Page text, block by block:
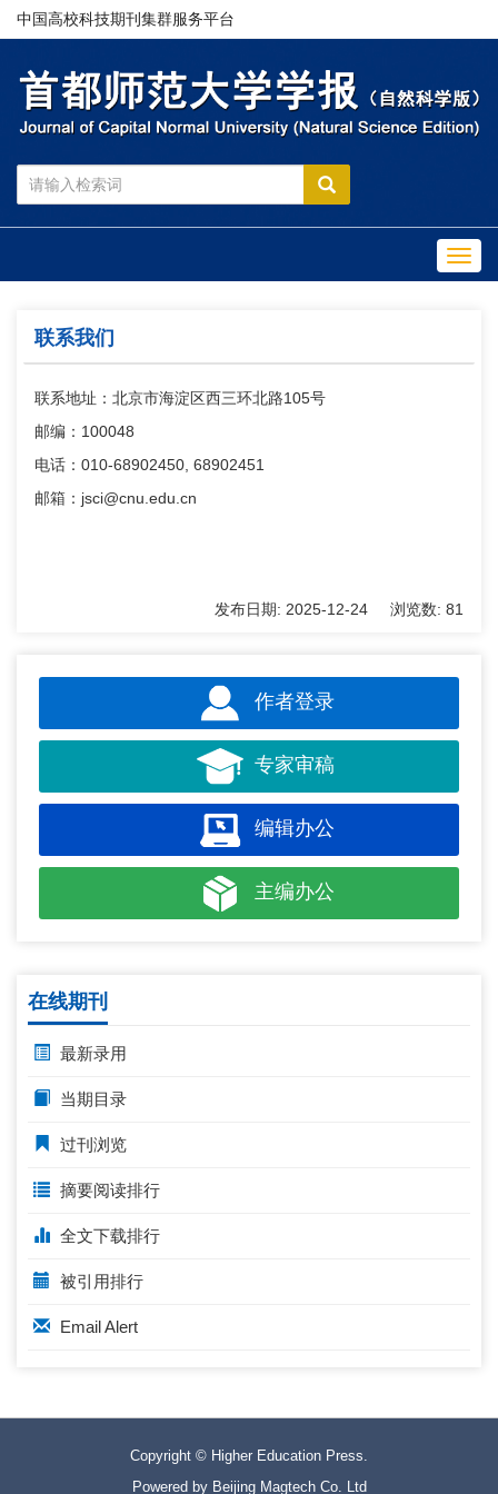
中国高校科技期刊集群服务平台
联系我们
联系地址：北京市海淀区西三环北路105号
邮编：100048
电话：010-68902450, 68902451
邮箱：jsci@cnu.edu.cn
发布日期: 2025-12-24 浏览数: 81
作者登录
专家审稿
编辑办公
主编办公
在线期刊
最新录用
当期目录
过刊浏览
摘要阅读排行
全文下载排行
被引用排行
Email Alert
Copyright © Higher Education Press.
Powered by Beijing Magtech Co. Ltd